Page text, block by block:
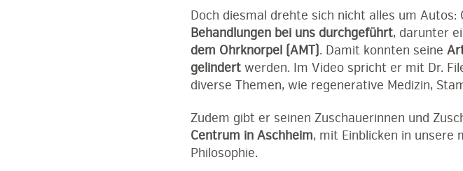
Doch diesmal drehte sich nicht alles um
Behandlungen bei uns durchgeführt, darunter
dem Ohrknorpel (AMT). Damit konnten seine
gelindert werden. Im Video spricht er mit Dr.
diverse Themen, wie regenerative Medizin,
Zudem gibt er seinen Zuschauerinnen und
Centrum in Aschheim, mit Einblicken in unsere
Philosophie.